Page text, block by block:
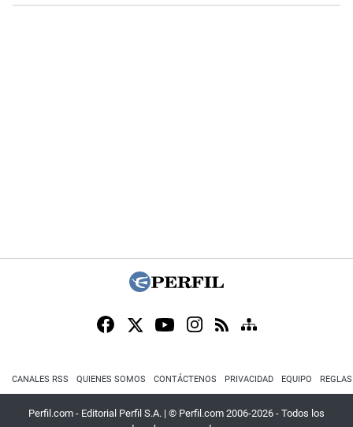
CANALES RSS QUIENES SOMOS CONTÁCTENOS PRIVACIDAD EQUIPO
Perfil.com - Editorial Perfil S.A. | © Perfil.com 2006-2026 - Todos los